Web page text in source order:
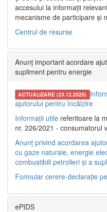
accesului la informații
mecanisme de participare și
Centrul de resurse
Anunț important acordare
supliment pentru energie
ACTUALIZARE (23.12.2025)
ajutorului pentru încălzire
Informații utile referitoare la
nr. 226/2021 - consumatorul
Anunț privind acordarea
cu gaze naturale, energie
combustibili petrolieri și a
Formular cerere-declarație
ePIDS